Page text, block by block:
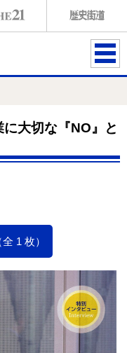
ME
大切な『NO』と
1 枚）